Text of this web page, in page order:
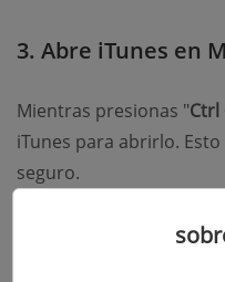
3. Abre iTunes en
Mientras presionas "Ctrl
iTunes para abrirlo.
seguro.
4. Vuelve a